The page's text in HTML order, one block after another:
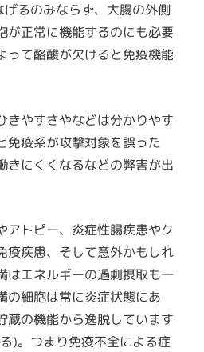
るのみならず、大腸の外側
が正常に機能するのにも必要
って酪酸が欠けると免疫機能
きやすさやなどは分かりやす
免疫系が攻撃対象を誤った
きにくくなるなどの弊害が出
アトピー、炎症性腸疾患やク
疫疾患、そして意外かもしれ
はエネルギーの過剰摂取も一
の細胞は常に炎症状態にあ
蔵の機能から逸脱しています
)。つまり免疫不全による症